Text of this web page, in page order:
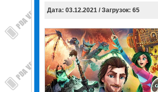
Дата: 03.12.2021 / Загрузок: 65